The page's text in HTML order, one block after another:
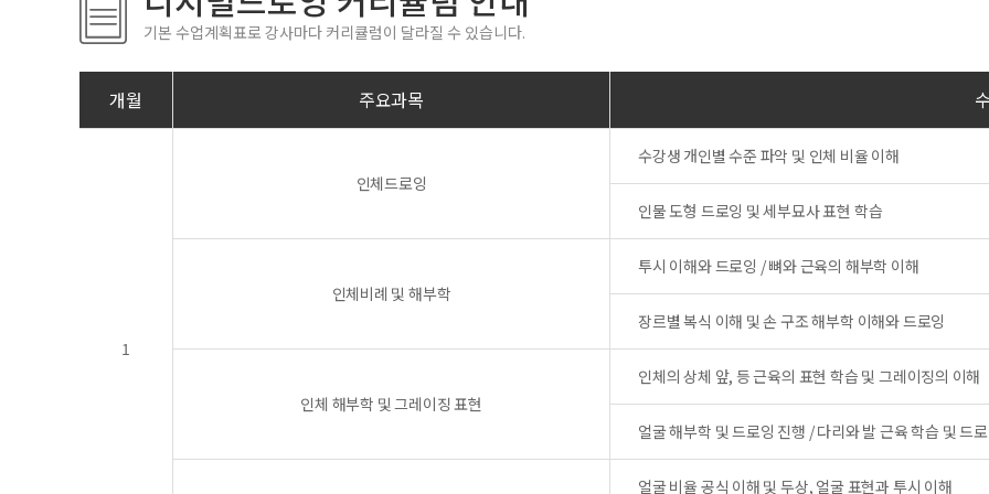
기본 수업계획표로 강사마다 커리큘럼이 달라질 수 있습니다.
개월 주요과목
1
인체드로잉
수강생 개인별 수준 파악 및 인체 비율 이해
인물 도형 드로잉 및 세부묘사 표현 학습
인체비례 및 해부학
투시 이해와 드로잉 / 뼈와 근육의 해부학 이해
장르별 복식 이해 및 손 구조 해부학 이해와 드로잉
인체 해부학 및 그레이징 표현
인체의 상체 앞, 등 근육의 표현 학습 및 그레이징의 이해
얼굴 해부학 및 드로잉 진행 / 다리와 발 근육 학습 및 드
얼굴 비율 공식 이해 및 두상, 얼굴 표현과 투시 이해